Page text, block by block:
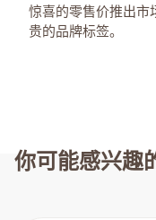
惊喜的零售价推出市
贵的品牌标签。
你可能感兴趣